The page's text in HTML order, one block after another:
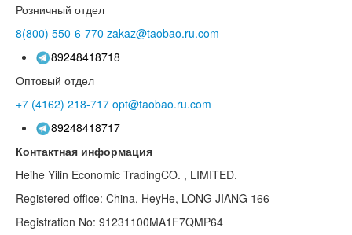
Розничный отдел
8(800) 550-6-770 zakaz@taobao.ru.com
89248418718
Оптовый отдел
+7 (4162) 218-717 opt@taobao.ru.com
89248418717
Контактная информация
Heihe Yilin Economic TradingCO. , LIMITED.
Registered office: China, HeyHe, LONG JIANG 166
Registration No: 91231100MA1F7QMP64